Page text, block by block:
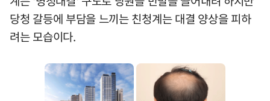
당청 갈등에 부담을 느끼는 친청계는 대결 양상을 피하
려는 모습이다.